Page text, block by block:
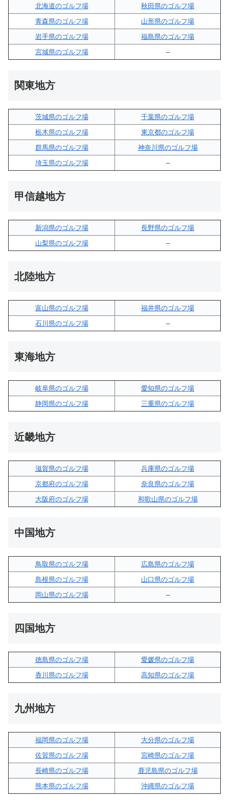
北海道のゴルフ場
秋田県のゴルフ場
青森県のゴルフ場
山形県のゴルフ場
岩手県のゴルフ場
福島県のゴルフ場
宮城県のゴルフ場
–
関東地方
茨城県のゴルフ場
千葉県のゴルフ場
栃木県のゴルフ場
東京都のゴルフ場
群馬県のゴルフ場
神奈川県のゴルフ場
埼玉県のゴルフ場
–
甲信越地方
新潟県のゴルフ場
長野県のゴルフ場
山梨県のゴルフ場
–
北陸地方
富山県のゴルフ場
福井県のゴルフ場
石川県のゴルフ場
–
東海地方
岐阜県のゴルフ場
愛知県のゴルフ場
静岡県のゴルフ場
三重県のゴルフ場
近畿地方
滋賀県のゴルフ場
兵庫県のゴルフ場
京都府のゴルフ場
奈良県のゴルフ場
大阪府のゴルフ場
和歌山県のゴルフ場
中国地方
鳥取県のゴルフ場
広島県のゴルフ場
島根県のゴルフ場
山口県のゴルフ場
岡山県のゴルフ場
–
四国地方
徳島県のゴルフ場
愛媛県のゴルフ場
香川県のゴルフ場
高知県のゴルフ場
九州地方
福岡県のゴルフ場
大分県のゴルフ場
佐賀県のゴルフ場
宮崎県のゴルフ場
長崎県のゴルフ場
鹿児島県のゴルフ場
熊本県のゴルフ場
沖縄県のゴルフ場